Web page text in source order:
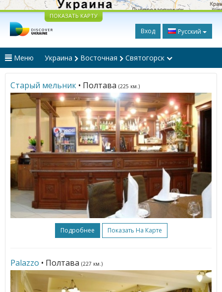
ПОКАЗАТЬ КАРТУ
Вход Русский
Меню Украина Восточная Святогорск
Старый мельник • Полтава (225 км.)
Подробнее Показать На Карте
Palazzo • Полтава (227 км.)